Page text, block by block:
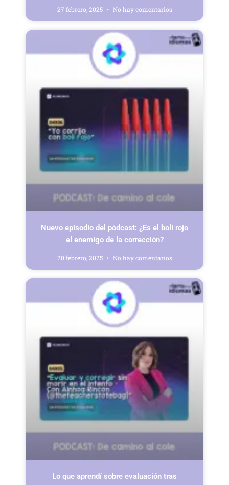
27 febrero, 2025 No hay comentarios
Nuevo episodio del pódcast: ¿Es el boli rojo
el enemigo de la corrección?
20 febrero, 2025 No hay comentarios
Lo que aprendí sobre evaluación tras